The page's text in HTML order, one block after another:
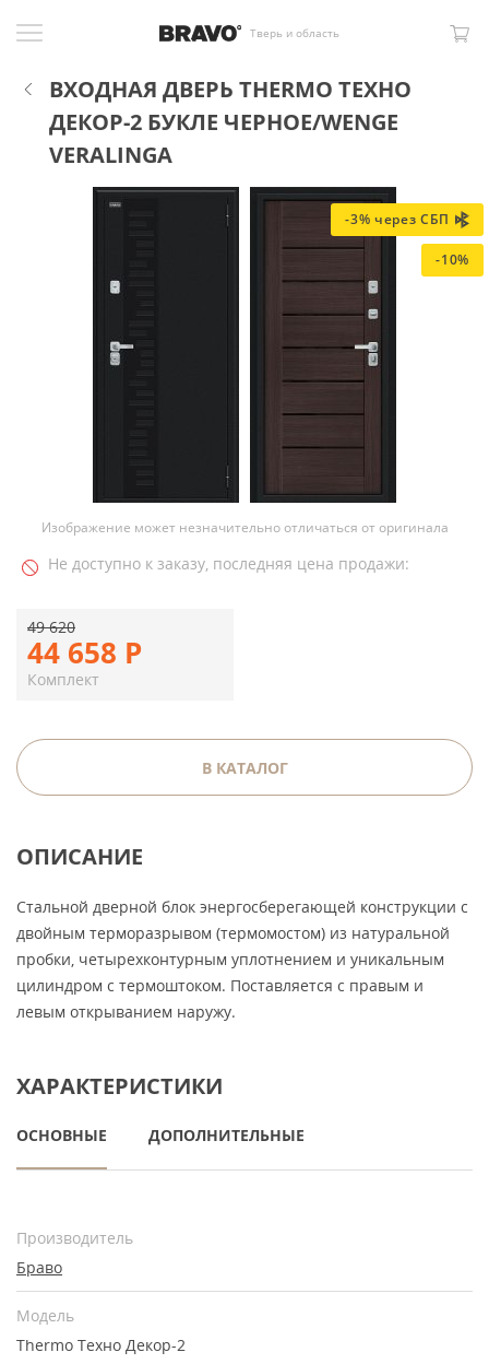
Тверь и область
ВХОДНАЯ ДВЕРЬ THERMO ТЕХНО
ДЕКОР-2 БУКЛЕ ЧЕРНОЕ/WENGE
VERALINGA
-3% через СБП
-10%
Изображение может незначительно отличаться от оригинала
Не доступно к заказу, последняя цена продажи:
44 658 Р
49 620
Комплект
В КАТАЛОГ
ОПИСАНИЕ
Стальной дверной блок энергосберегающей конструкции с
двойным терморазрывом (термомостом) из натуральной
пробки, четырехконтурным уплотнением и уникальным
цилиндром с термоштоком. Поставляется с правым и
левым открыванием наружу.
ХАРАКТЕРИСТИКИ
ОСНОВНЫЕ ДОПОЛНИТЕЛЬНЫЕ
Производитель
Браво
Модель
Thermo Техно Декор-2